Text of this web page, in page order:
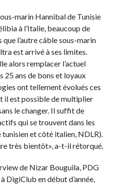
marin Hannibal de Tunisie
à l’Italie, beaucoup de
l’autre câble sous-marin
est arrivé à ses limites.
alors remplacer l’actuel
25 ans de bons et loyaux
ont tellement évolués ces
il est possible de multiplier
le changer. Il suffit de
qui se trouvent dans les
et côté italien, NDLR).
très bientôt», a-t-il rétorqué.
de Nizar Bouguila, PDG
DigiClub en début d’année,